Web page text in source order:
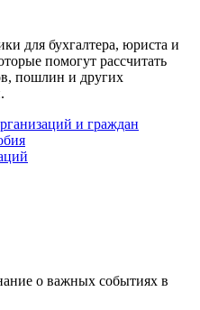
для бухгалтера, юриста и
помогут рассчитать
пошлин и других
и граждан
о важных событиях в